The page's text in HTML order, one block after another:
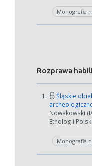
Rozprawa
1.
Śląskie
Nowakowski
Etnologii